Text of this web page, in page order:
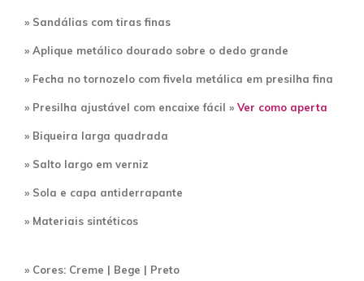
» Sandálias com tiras finas
» Aplique metálico dourado sobre o dedo grande
» Fecha no tornozelo com fivela metálica em presilha fina
» Presilha ajustável com encaixe fácil » Ver como aperta
» Biqueira larga quadrada
» Salto largo em verniz
» Sola e capa antiderrapante
» Materiais sintéticos
» Cores: Creme | Bege | Preto